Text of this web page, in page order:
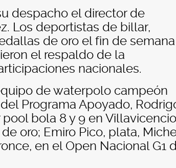
despacho el director de
Los deportistas de billar,
de oro el fin de semana
el respaldo de la
nacionales.
de waterpolo campeón
Programa Apoyado,
bola 8 y 9 en
oro; Emiro Pico, plata,
en el Open Nacional G1